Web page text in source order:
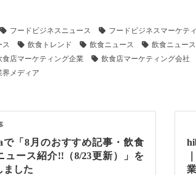
フードビジネスニュース フードビジネスマーケテ
ス 飲食トレンド 飲食ニュース 飲食ニュー
食店マーケティング企業 飲食店マーケティング会社
界メディア
で「8月のおすすめ記事・飲食
ュース紹介!!（8/23更新）」を
ました